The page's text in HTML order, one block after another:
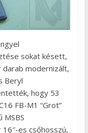
sokat késett,
modernizált,
Beryl
hogy 53
FB-M1 “Grot”
es csőhosszú,